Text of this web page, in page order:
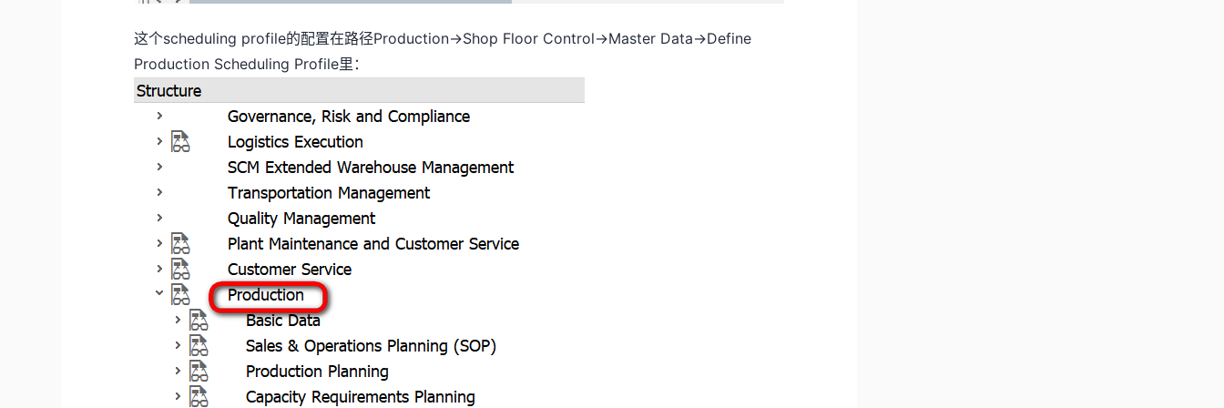
这个scheduling profile的配置在路径Production->Shop Floor Control->Master Data->Define
Production Scheduling Profile里：